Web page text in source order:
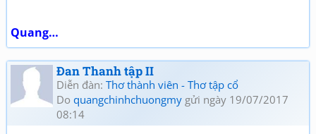
Quang…
Đan Thanh tập II
Diễn đàn: Thơ thành viên - Thơ tập cổ
Do quangchinhchuongmy gửi ngày 19/07/2017
08:14